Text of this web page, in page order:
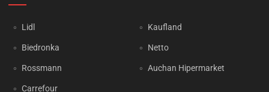
Lidl
Biedronka
Rossmann
Carrefour
Kaufland
Netto
Auchan Hipermarket